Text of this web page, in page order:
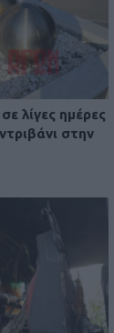
λίγες ημέρες
στην